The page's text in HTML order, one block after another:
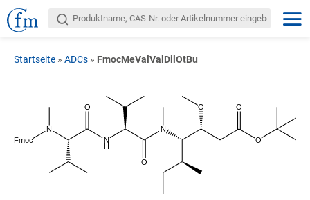
Startseite » ADCs » FmocMeValValDilOtBu
Fmoc
N
N
H
N
O
O
O
O O